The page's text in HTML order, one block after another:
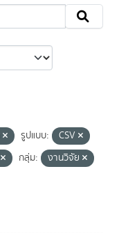
รูปแบบ:
CSV
กลุ่ม:
งานวิจัย